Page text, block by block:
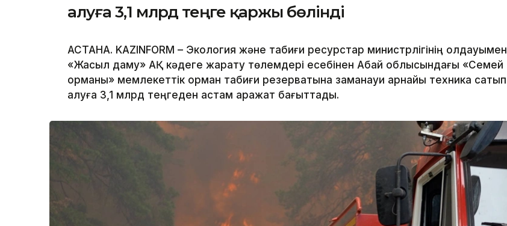
алуға 3,1 млрд теңге қаржы бөлінді
АСТАНА. KAZINFORM – Экология және табиғи ресурстар министрлігінің қолдауымен
«Жасыл даму» АҚ кәдеге жарату төлемдері есебінен Абай облысындағы «Семей
орманы» мемлекеттік орман табиғи резерватына заманауи арнайы техника сатып
алуға 3,1 млрд теңгеден астам қаражат бағыттады.